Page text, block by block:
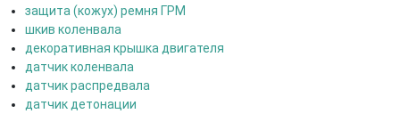
защита (кожух) ремня ГРМ
шкив коленвала
декоративная крышка двигателя
датчик коленвала
датчик распредвала
датчик детонации